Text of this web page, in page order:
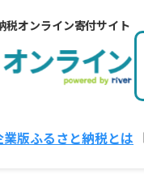
税オンライン寄付サイト
業版ふるさと納税とは